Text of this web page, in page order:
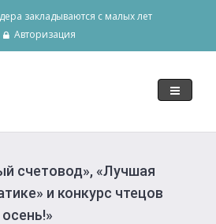
закладываются с малых лет
Авторизация
Toggle
счетовод», «Лучшая
и конкурс чтецов